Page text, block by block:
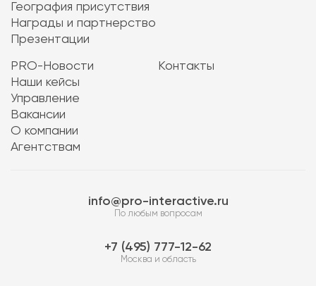
География присутствия
Награды и партнерство
Презентации
PRO-Новости
Наши кейсы
Управление
Вакансии
О компании
Агентствам
Контакты
info@pro-interactive.ru
По любым вопросам
7 (495) 777-12-62
Москва и область